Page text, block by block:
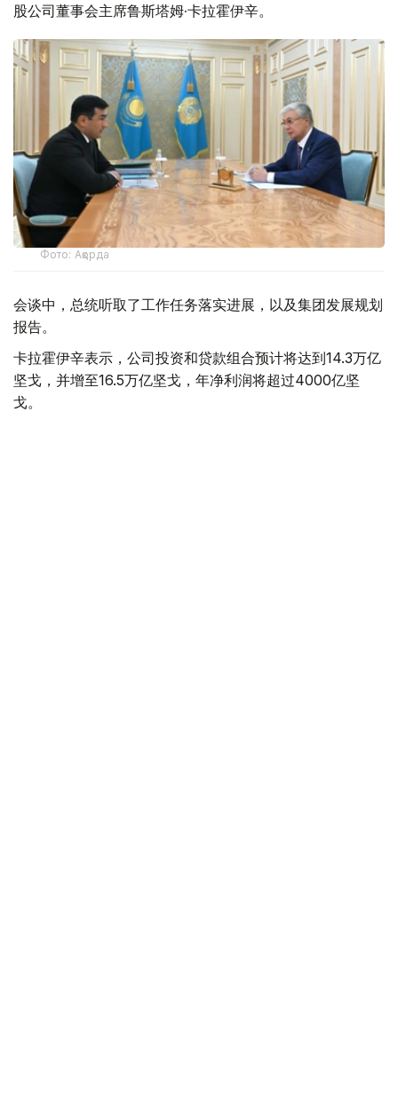
股公司董事会主席鲁斯塔姆·卡拉霍伊辛。
Фото: Ақорда
会谈中，总统听取了工作任务落实进展，以及集团发展规划
报告。
卡拉霍伊辛表示，公司投资和贷款组合预计将达到14.3万亿
坚戈，并增至16.5万亿坚戈，年净利润将超过4000亿坚
戈。